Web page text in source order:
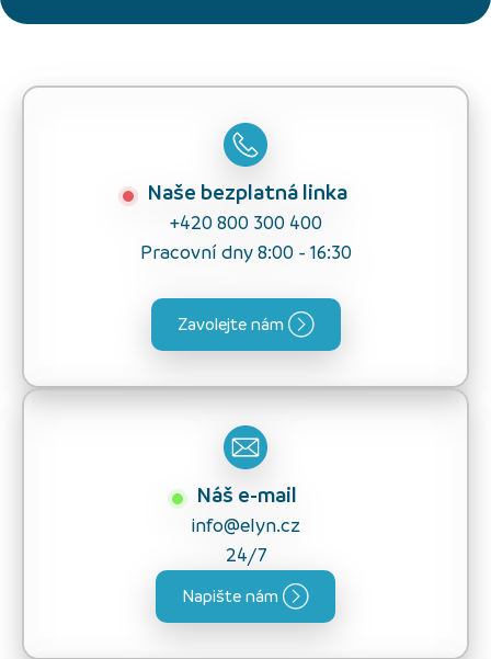
Naše bezplatná linka
+420 800 300 400
Pracovní dny 8:00 - 16:30
Zavolejte nám
Náš e-mail
info@elyn.cz
24/7
Napište nám